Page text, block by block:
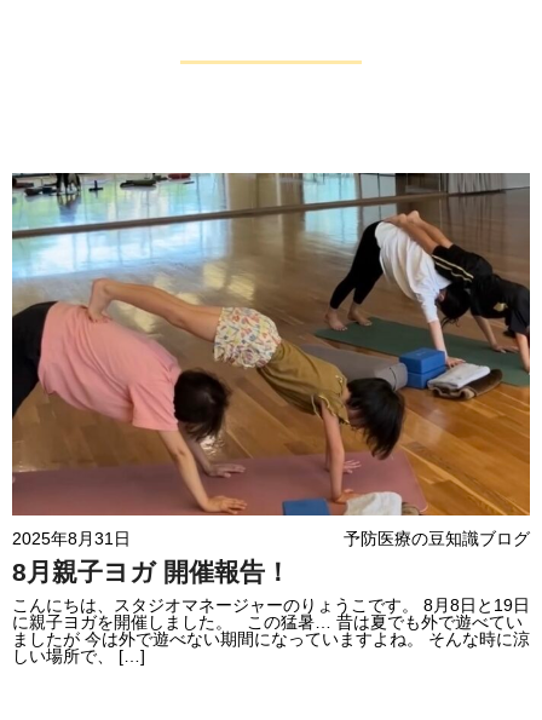
2025年8月31日 予防医療の豆知識ブログ
8月親子ヨガ 開催報告！
こんにちは、スタジオマネージャーのりょうこです。 8月8日と19日
に親子ヨガを開催しました。 この猛暑… 昔は夏でも外で遊べてい
ましたが 今は外で遊べない期間になっていますよね。 そんな時に涼
しい場所で、 […]